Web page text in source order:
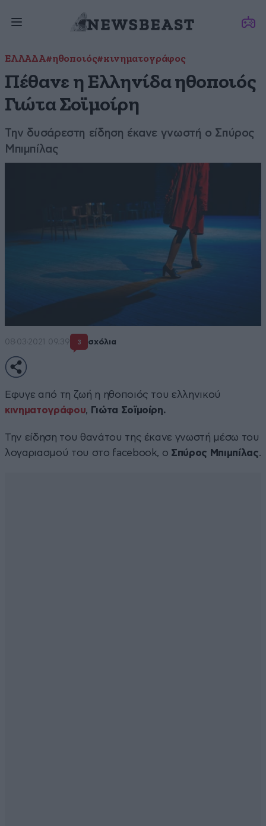
ΕΛΛΑΔΑ#ηθοποιός#κινηματογράφος
Πέθανε η Ελληνίδα ηθοποιός
Γιώτα Σοϊμοίρη
Την δυσάρεστη είδηση έκανε γνωστή ο Σπύρος
Μπιμπίλας
08·03·2021 09:39 3 σχόλια
Εφυγε από τη ζωή η ηθοποιός του ελληνικού
κινηματογράφου, Γιώτα Σοϊμοίρη.
Την είδηση του θανάτου της έκανε γνωστή μέσω του
λογαριασμού του στο facebook, ο Σπύρος Μπιμπίλας.